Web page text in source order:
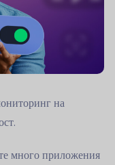
на
много приложения